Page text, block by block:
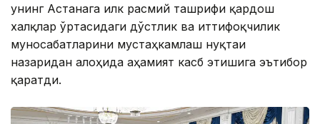
унинг Астанага илк расмий ташрифи қардош
халқлар ўртасидаги дўстлик ва иттифоқчилик
муносабатларини мустаҳкамлаш нуқтаи
назаридан алоҳида аҳамият касб этишига эътибор
қаратди.